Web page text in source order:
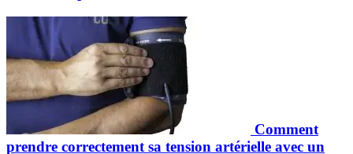
Comment
prendre correctement sa tension artérielle avec un